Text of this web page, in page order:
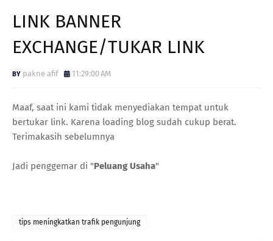
LINK BANNER
EXCHANGE/TUKAR LINK
pakne afif 11:29:00 AM
Maaf, saat ini kami tidak menyediakan tempat untuk
bertukar link. Karena loading blog sudah cukup berat.
Terimakasih sebelumnya
Jadi penggemar di "Peluang Usaha"
tips meningkatkan trafik pengunjung